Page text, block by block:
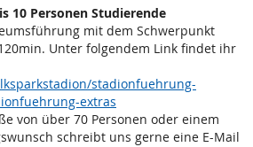
10 Personen Studierende
mit dem Schwerpunkt
Unter folgendem Link findet ihr
stadionfuehrung-
extras
von über 70 Personen oder einem
schreibt uns gerne eine E-Mail